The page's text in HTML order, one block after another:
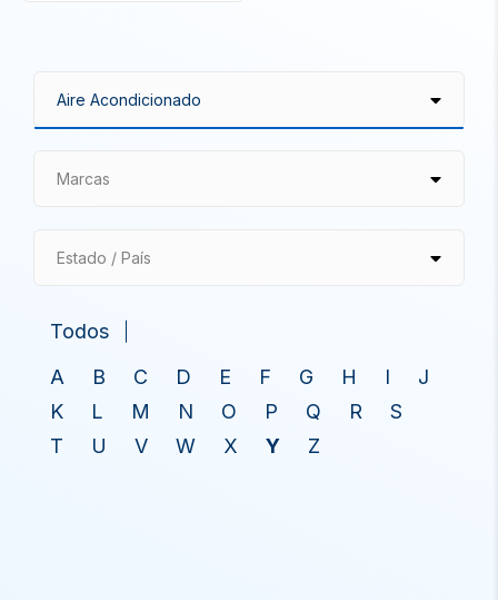
Marcas
Estado / País
Todos
A
B C D E F G H I
J
K
L M N O P Q R
S
T
U V W X Y Z